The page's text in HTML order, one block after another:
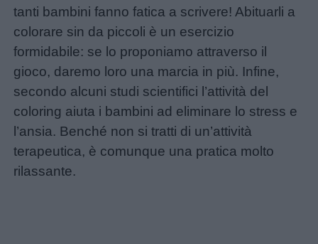
Chi
siamo
Contatti
Privacy
policy
tanti bambini fanno fatica a scrivere! Abituarli a
colorare sin da piccoli è un esercizio
formidabile: se lo proponiamo attraverso il
gioco, daremo loro una marcia in più. Infine,
secondo alcuni studi scientifici l’attività del
coloring aiuta i bambini ad eliminare lo stress e
l’ansia. Benché non si tratti di un’attività
terapeutica, è comunque una pratica molto
rilassante.